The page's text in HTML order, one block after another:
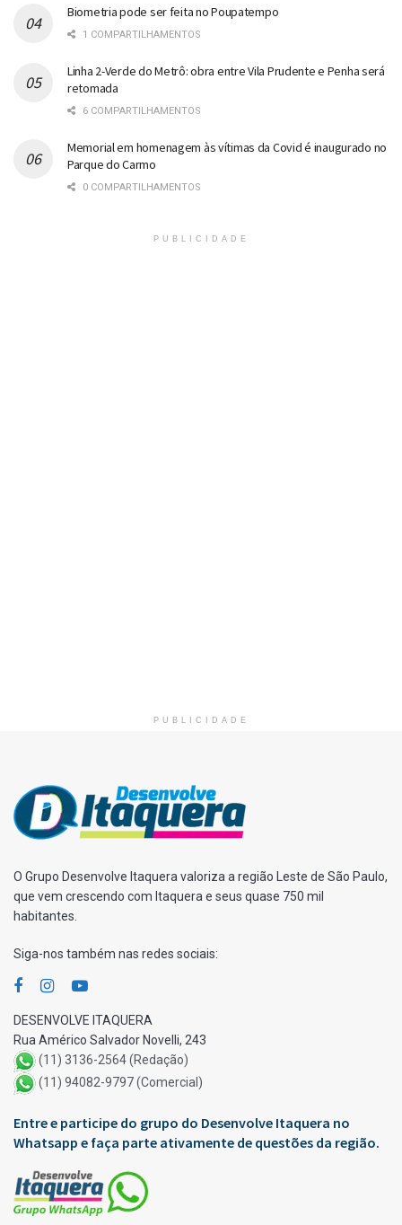
Biometria pode ser feita no Poupatempo
1 COMPARTILHAMENTOS
Linha 2-Verde do Metrô: obra entre Vila Prudente e Penha será
retomada
6 COMPARTILHAMENTOS
Memorial em homenagem às vítimas da Covid é inaugurado no
Parque do Carmo
0 COMPARTILHAMENTOS
PUBLICIDADE
PUBLICIDADE
O Grupo Desenvolve Itaquera valoriza a região Leste de São Paulo,
que vem crescendo com Itaquera e seus quase 750 mil
habitantes.
Siga-nos também nas redes sociais:
DESENVOLVE ITAQUERA
Rua Américo Salvador Novelli, 243
(11) 3136-2564 (Redação)
(11) 94082-9797 (Comercial)
Entre e participe do grupo do Desenvolve Itaquera no
Whatsapp e faça parte ativamente de questões da região.